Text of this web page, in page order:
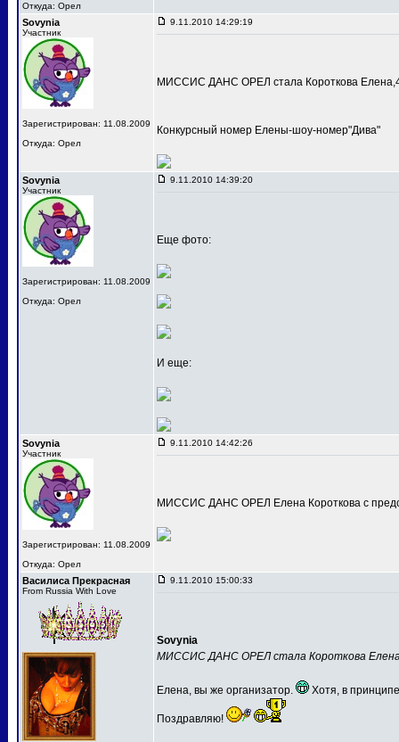
Откуда: Орел
Sovynia
Участник
Зарегистрирован: 11.08.2009
Откуда: Орел
9.11.2010 14:29:19
МИССИС ДАНС ОРЕЛ стала Короткова
Конкурсный номер Елены-шоу-номер"Дива"
Sovynia
Участник
Зарегистрирован: 11.08.2009
Откуда: Орел
9.11.2010 14:39:20
Еще фото:
И еще:
Sovynia
Участник
Зарегистрирован: 11.08.2009
Откуда: Орел
9.11.2010 14:42:26
МИССИС ДАНС ОРЕЛ Елена Короткова с
Василиса Прекрасная
From Russia With Love
9.11.2010 15:00:33
Sovynia
МИССИС ДАНС ОРЕЛ стала Короткова
Елена, вы же организатор. Хотя, в
Поздравляю!